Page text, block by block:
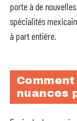
porte à de
spécialités
à part entière.
nuances